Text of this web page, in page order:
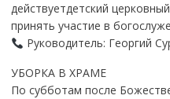
действуетдетский
принять участие в
Руководитель: Георгий
УБОРКА В ХРАМЕ
По субботам после